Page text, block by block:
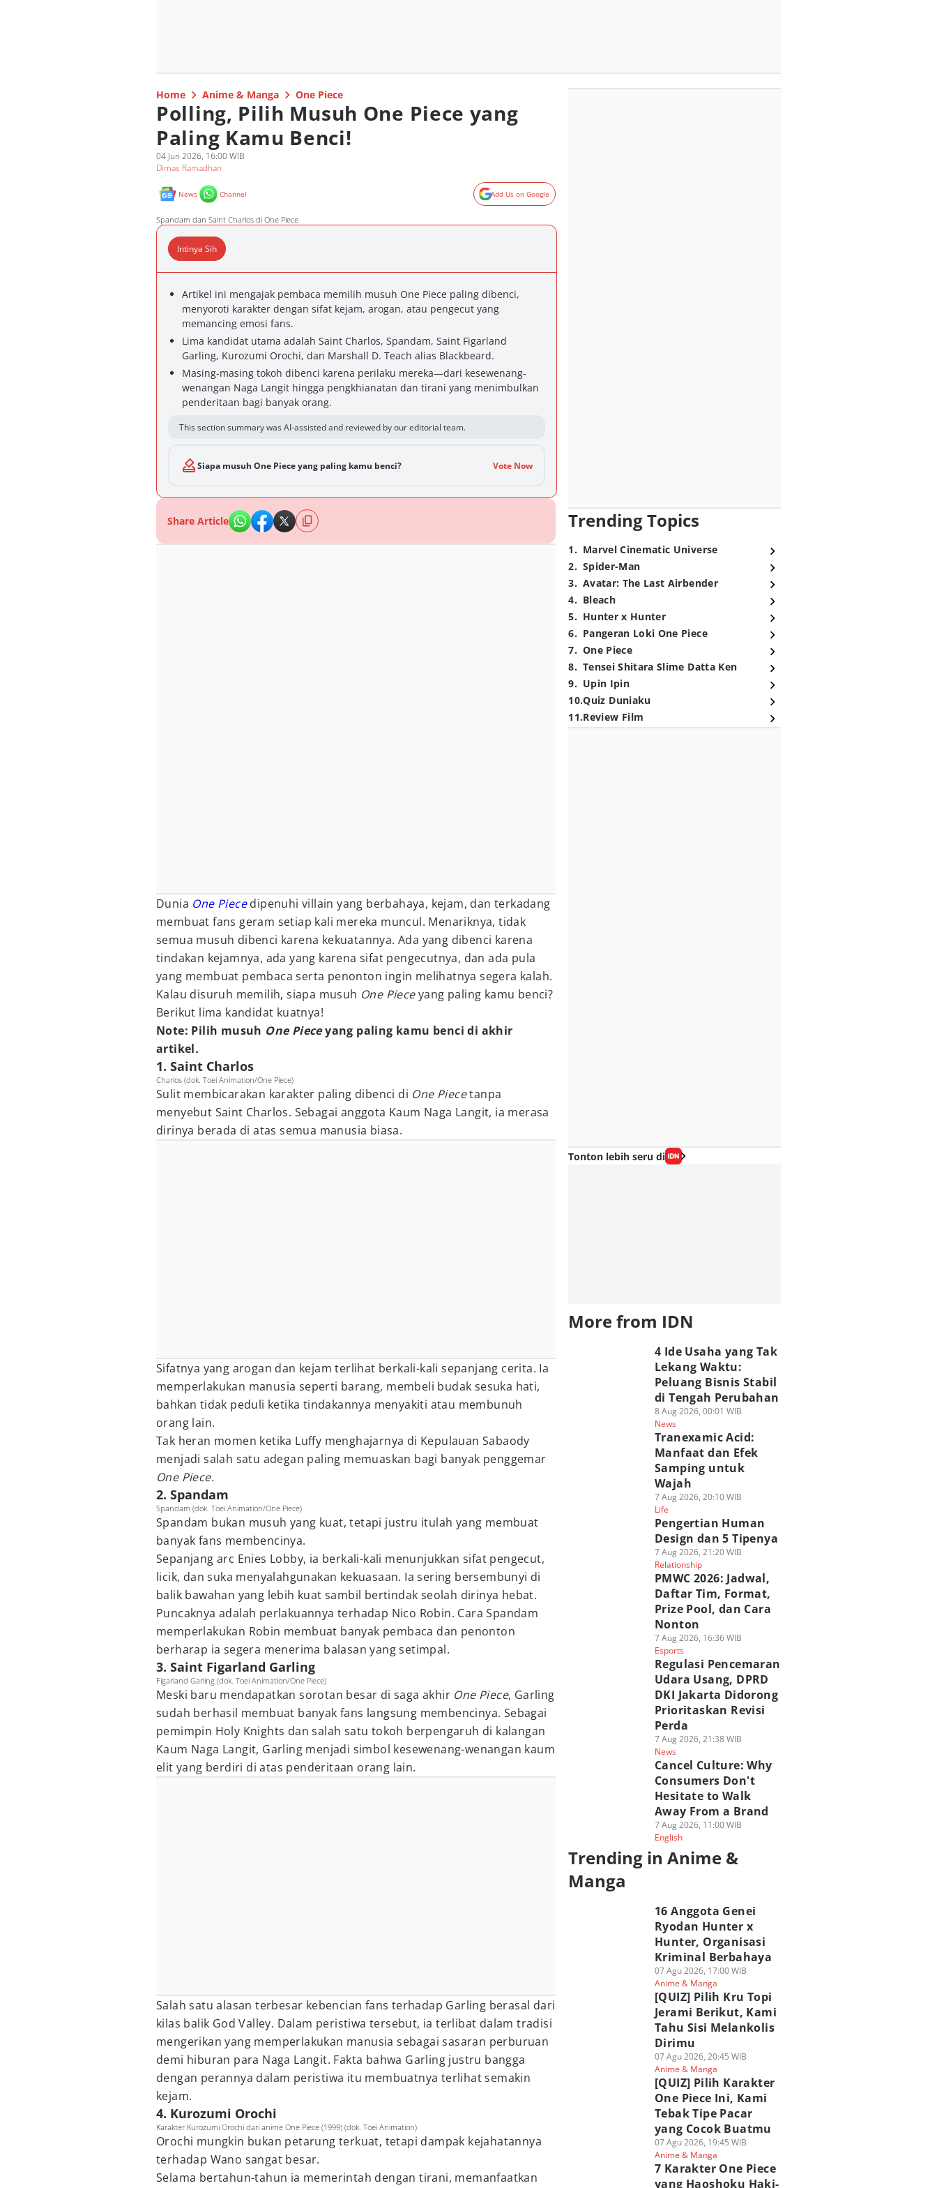
Home Anime & Manga One Piece
Polling, Pilih Musuh One Piece yang
Paling Kamu Benci!
04 Jun 2026, 16:00 WIB
Dimas Ramadhan
News Channel Add Us on Google
Spandam dan Saint Charlos di One Piece
Intinya Sih
Artikel ini mengajak pembaca memilih musuh One Piece paling dibenci,
menyoroti karakter dengan sifat kejam, arogan, atau pengecut yang
memancing emosi fans.
Lima kandidat utama adalah Saint Charlos, Spandam, Saint Figarland
Garling, Kurozumi Orochi, dan Marshall D. Teach alias Blackbeard.
Masing-masing tokoh dibenci karena perilaku mereka—dari kesewenang-
wenangan Naga Langit hingga pengkhianatan dan tirani yang menimbulkan
penderitaan bagi banyak orang.
This section summary was AI-assisted and reviewed by our editorial team.
Siapa musuh One Piece yang paling kamu benci? Vote Now
Share Article
Dunia One Piecedipenuhi villain yang berbahaya, kejam, dan terkadang
membuat fans geram setiap kali mereka muncul. Menariknya, tidak
semua musuh dibenci karena kekuatannya. Ada yang dibenci karena
tindakan kejamnya, ada yang karena sifat pengecutnya, dan ada pula
yang membuat pembaca serta penonton ingin melihatnya segera kalah.
Kalau disuruh memilih, siapa musuh One Pieceyang paling kamu benci?
Berikut lima kandidat kuatnya!
Note: Pilih musuh One Pieceyang paling kamu benci di akhir
artikel.
1. Saint Charlos
Charlos (dok. Toei Animation/One Piece)
Sulit membicarakan karakter paling dibenci di One Piecetanpa
menyebut Saint Charlos. Sebagai anggota Kaum Naga Langit, ia merasa
dirinya berada di atas semua manusia biasa.
Sifatnya yang arogan dan kejam terlihat berkali-kali sepanjang cerita. Ia
memperlakukan manusia seperti barang, membeli budak sesuka hati,
bahkan tidak peduli ketika tindakannya menyakiti atau membunuh
orang lain.
Tak heran momen ketika Luffy menghajarnya di Kepulauan Sabaody
menjadi salah satu adegan paling memuaskan bagi banyak penggemar
One Piece.
2. Spandam
Spandam (dok. Toei Animation/One Piece)
Spandam bukan musuh yang kuat, tetapi justru itulah yang membuat
banyak fans membencinya.
Sepanjang arc Enies Lobby, ia berkali-kali menunjukkan sifat pengecut,
licik, dan suka menyalahgunakan kekuasaan. Ia sering bersembunyi di
balik bawahan yang lebih kuat sambil bertindak seolah dirinya hebat.
Puncaknya adalah perlakuannya terhadap Nico Robin. Cara Spandam
memperlakukan Robin membuat banyak pembaca dan penonton
berharap ia segera menerima balasan yang setimpal.
3. Saint Figarland Garling
Figarland Garling (dok. Toei Animation/One Piece)
Meski baru mendapatkan sorotan besar di saga akhir One Piece, Garling
sudah berhasil membuat banyak fans langsung membencinya. Sebagai
pemimpin Holy Knights dan salah satu tokoh berpengaruh di kalangan
Kaum Naga Langit, Garling menjadi simbol kesewenang-wenangan kaum
elit yang berdiri di atas penderitaan orang lain.
Salah satu alasan terbesar kebencian fans terhadap Garling berasal dari
kilas balik God Valley. Dalam peristiwa tersebut, ia terlibat dalam tradisi
mengerikan yang memperlakukan manusia sebagai sasaran perburuan
demi hiburan para Naga Langit. Fakta bahwa Garling justru bangga
dengan perannya dalam peristiwa itu membuatnya terlihat semakin
kejam.
4. Kurozumi Orochi
Karakter Kurozumi Orochi dari anime One Piece (1999) (dok. Toei Animation)
Orochi mungkin bukan petarung terkuat, tetapi dampak kejahatannya
terhadap Wano sangat besar.
Selama bertahun-tahun ia memerintah dengan tirani, memanfaatkan
Trending Topics
1. Marvel Cinematic Universe
2. Spider-Man
3. Avatar: The Last Airbender
4. Bleach
5. Hunter x Hunter
6. Pangeran Loki One Piece
7. One Piece
8. Tensei Shitara Slime Datta Ken
9. Upin Ipin
10.Quiz Duniaku
11.Review Film
Tonton lebih seru di
More from IDN
4 Ide Usaha yang Tak
Lekang Waktu:
Peluang Bisnis Stabil
di Tengah Perubahan
8 Aug 2026, 00:01 WIB
News
Tranexamic Acid:
Manfaat dan Efek
Samping untuk
Wajah
7 Aug 2026, 20:10 WIB
Life
Pengertian Human
Design dan 5 Tipenya
7 Aug 2026, 21:20 WIB
Relationship
PMWC 2026: Jadwal,
Daftar Tim, Format,
Prize Pool, dan Cara
Nonton
7 Aug 2026, 16:36 WIB
Esports
Regulasi Pencemaran
Udara Usang, DPRD
DKI Jakarta Didorong
Prioritaskan Revisi
Perda
7 Aug 2026, 21:38 WIB
News
Cancel Culture: Why
Consumers Don't
Hesitate to Walk
Away From a Brand
7 Aug 2026, 11:00 WIB
English
Trending in Anime &
Manga
16 Anggota Genei
Ryodan Hunter x
Hunter, Organisasi
Kriminal Berbahaya
07 Agu 2026, 17:00 WIB
Anime & Manga
[QUIZ] Pilih Kru Topi
Jerami Berikut, Kami
Tahu Sisi Melankolis
Dirimu
07 Agu 2026, 20:45 WIB
Anime & Manga
[QUIZ] Pilih Karakter
One Piece Ini, Kami
Tebak Tipe Pacar
yang Cocok Buatmu
07 Agu 2026, 19:45 WIB
Anime & Manga
7 Karakter One Piece
yang Haoshoku Haki-